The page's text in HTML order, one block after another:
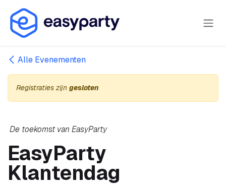
Alle Evenementen
Registraties zijn gesloten
De toekomst van EasyParty
EasyParty
Klantendag